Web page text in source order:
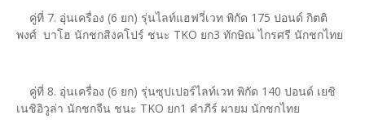
คู่ที่ 7. อุ่นเครื่อง (6 ยก) รุ่นไลท์แฮฟวี่เวท พิกัด 175 ปอนด์ กิตติ
พงศ์ บาโฮ นักชกสิงคโปร์ ชนะ TKO ยก3 ทักษิณ ไกรศรี นักชกไทย
คู่ที่ 8. อุ่นเครื่อง (6 ยก) รุ่นซุปเปอร์ไลท์เวท พิกัด 140 ปอนด์ เยชิ
เนชิอิวูล่า นักชกจีน ชนะ TKO ยก1 คำภีร์ ผายม นักชกไทย